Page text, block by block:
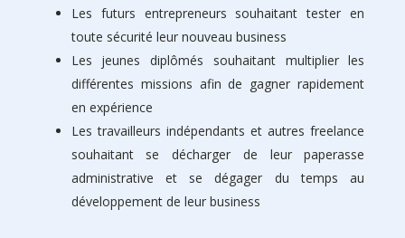
Les futurs entrepreneurs souhaitant tester en
toute sécurité leur nouveau business
Les jeunes diplômés souhaitant multiplier les
différentes missions afin de gagner rapidement
en expérience
Les travailleurs indépendants et autres freelance
souhaitant se décharger de leur paperasse
administrative et se dégager du temps au
développement de leur business